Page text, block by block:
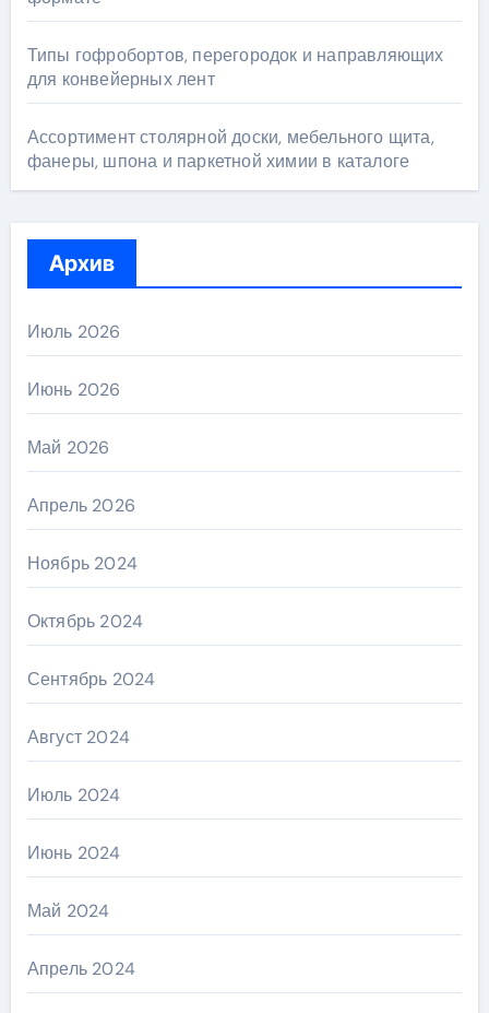
Типы гофробортов, перегородок и направляющих
для конвейерных лент
Ассортимент столярной доски, мебельного щита,
фанеры, шпона и паркетной химии в каталоге
Архив
Июль 2026
Июнь 2026
Май 2026
Апрель 2026
Ноябрь 2024
Октябрь 2024
Сентябрь 2024
Август 2024
Июль 2024
Июнь 2024
Май 2024
Апрель 2024